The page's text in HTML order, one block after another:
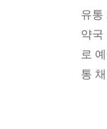
유통
약국
로
통